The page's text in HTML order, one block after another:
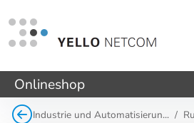
Onlineshop
Industrie und Automatisierun...